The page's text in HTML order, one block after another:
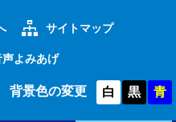
サイトマップ
声よみあげ
背景色の変更 白 黒 青